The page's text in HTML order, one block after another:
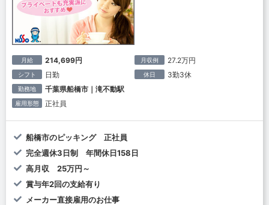
月給 214,699円 月収例 27.2万円
シフト 日勤 休日 3勤3休
勤務地 千葉県船橋市｜滝不動駅
雇用形態 正社員
船橋市のピッキング 正社員
完全週休3日制 年間休日158日
高月収 25万円～
賞与年2回の支給有り
メーカー直接雇用のお仕事